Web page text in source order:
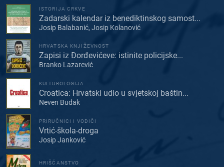
ISTORIJA CRKVE
Zadarski kalendar iz benediktinskog samost...
Josip Balabanić, Josip Kolanović
HRVATSKA KNJIŽEVNOST
Zapisi iz Đorđevićeve: istinite policijske...
Branko Lazarević
KULTUROLOGIJA
Croatica: Hrvatski udio u svjetskoj baštin...
Neven Budak
PRIRUČNICI I VODIČI
Vrtić-škola-droga
Josip Janković
HRIŠĆANSTVO